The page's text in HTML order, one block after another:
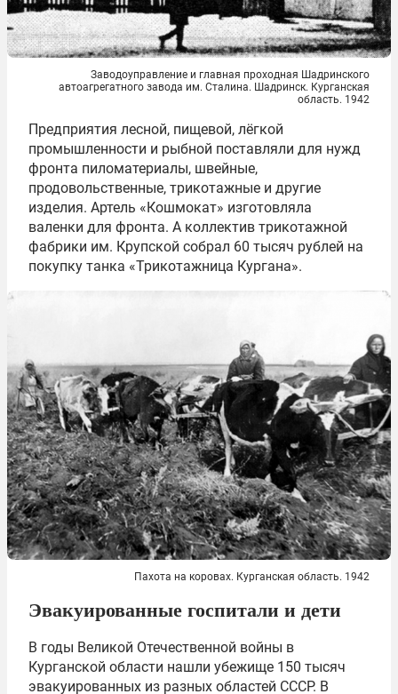
Заводоуправление и главная проходная Шадринского
автоагрегатного завода им. Сталина. Шадринск. Курганская
область. 1942
Предприятия лесной, пищевой, лёгкой
промышленности и рыбной поставляли для нужд
фронта пиломатериалы, швейные,
продовольственные, трикотажные и другие
изделия. Артель «Кошмокат» изготовляла
валенки для фронта. А коллектив трикотажной
фабрики им. Крупской собрал 60 тысяч рублей на
покупку танка «Трикотажница Кургана».
Пахота на коровах. Курганская область. 1942
Эвакуированные госпитали и дети
В годы Великой Отечественной войны в
Курганской области нашли убежище 150 тысяч
эвакуированных из разных областей СССР. В